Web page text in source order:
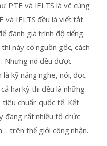
PTE và IELTS là vô cùng
và IELTS đều là viết tắt
đánh giá trình độ tiếng
này có nguồn gốc, cách
Nhưng nó đều được
là kỹ năng nghe, nói, đọc
hai kỳ thi đều là những
chuẩn quốc tế. Kết
đang rất nhiều tổ chức
trên thế giới công nhận.